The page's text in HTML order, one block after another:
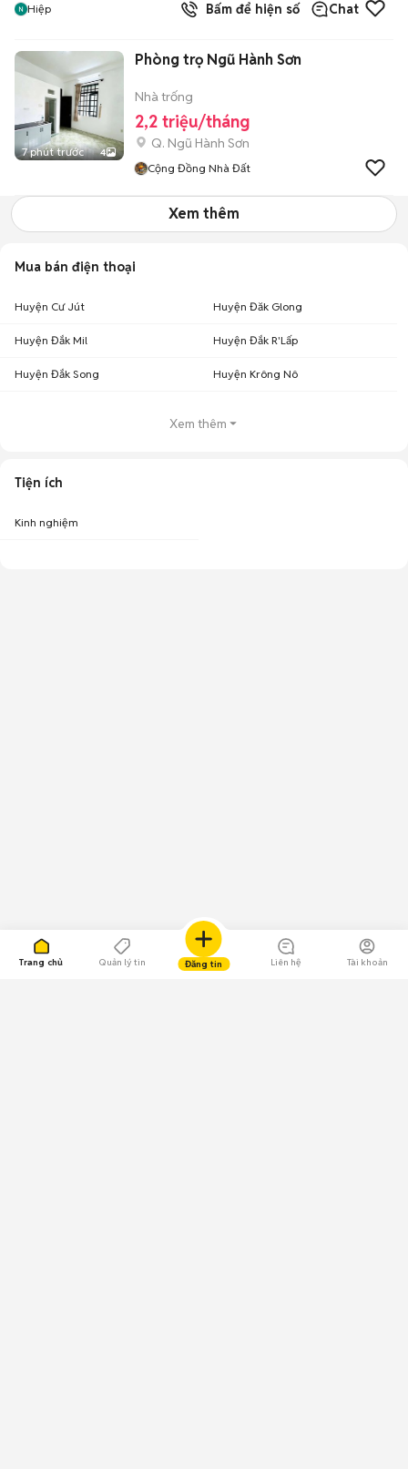
Trang chủ Quản lý tin Đăng tin Liên hệ Tài khoản
Hiệp Bấm để hiện số Chat
7 phút trước 4
Phòng trọ Ngũ Hành Sơn
Nhà trống
2,2 triệu/tháng
Q. Ngũ Hành Sơn
Cộng Đồng Nhà Đất
Xem thêm
Mua bán điện thoại
Huyện Cư Jút Huyện Đăk Glong
Huyện Đắk Mil Huyện Đắk R'Lấp
Huyện Đắk Song Huyện Krông Nô
Xem thêm
Tiện ích
Kinh nghiệm